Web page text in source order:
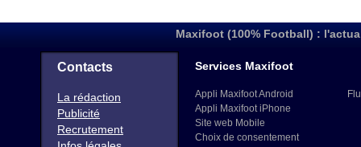
Maxifoot (100% Football) :
Contacts
La rédaction
Publicité
Recrutement
Services Maxifoot
Appli Maxifoot Android
Appli Maxifoot iPhone
Site web Mobile
Choix de consentement